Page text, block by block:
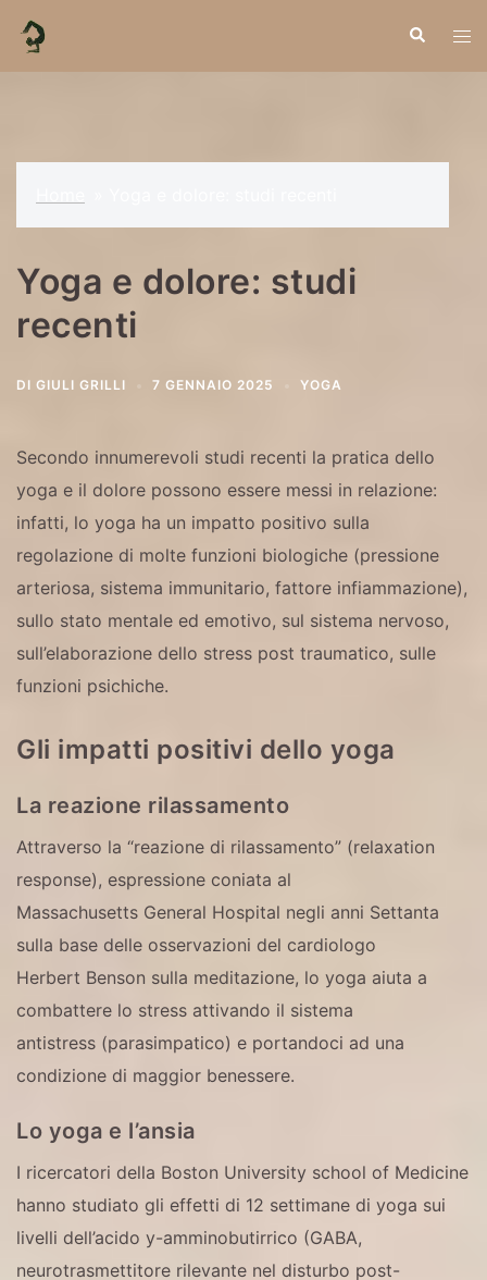
Cerca
Yoga e dolore: studi
recenti
DI GIULI GRILLI 7 GENNAIO 2025 YOGA
Secondo innumerevoli studi recenti la pratica dello
yoga e il dolore possono essere messi in relazione:
infatti, lo yoga ha un impatto positivo sulla
regolazione di molte funzioni biologiche (pressione
arteriosa, sistema immunitario, fattore infiammazione),
sullo stato mentale ed emotivo, sul sistema nervoso,
sull’elaborazione dello stress post traumatico, sulle
funzioni psichiche.
Gli impatti positivi dello yoga
La reazione rilassamento
Attraverso la “reazione di rilassamento” (relaxation
response), espressione coniata al
Massachusetts General Hospital negli anni Settanta
sulla base delle osservazioni del cardiologo
Herbert Benson sulla meditazione, lo yoga aiuta a
combattere lo stress attivando il sistema
antistress (parasimpatico) e portandoci ad una
condizione di maggior benessere.
Lo yoga e l’ansia
I ricercatori della Boston University school of Medicine
hanno studiato gli effetti di 12 settimane di yoga sui
livelli dell’acido y-amminobutirrico (GABA,
neurotrasmettitore rilevante nel disturbo post-